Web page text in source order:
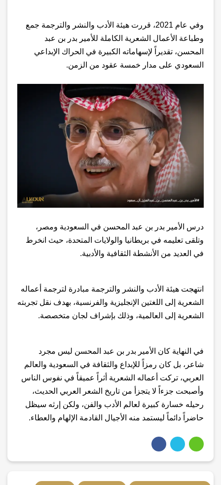
و
في عام 2021، قررت هيئة الأدب والنشر والترجمة جمع
وطباعة الأعمال الشعرية الكاملة للأمير بدر بن عبد
المحسن، تقديراً لإسهاماته الكبيرة في الحراك الإبداعي
السعودي على مدار خمسة عقود من الزمن.
درس الأمير بدر بن عبد المحسن في السعودية ومصر،
وتلقى تعليمه في بريطانيا والولايات المتحدة، حيث انخرط
في العديد من الأنشطة الثقافية والأدبية.
انتهجت هيئة الأدب والنشر والترجمة مبادرة لترجمة أعماله
الشعرية إلى اللغتين الإنجليزية والفرنسية، بهدف نقل تجربته
الشعرية إلى العالمية، وذلك بإشراف لجان متخصصة.
في النهاية كان الأمير بدر بن عبد المحسن ليس مجرد
شاعر، بل كان رمزاً للإبداع والثقافة في السعودية والعالم
العربي، تركت أعماله الشعرية أثراً عميقاً في نفوس الناس
وأصبحت جزءاً لا يتجزأ من تاريخ الشعر العربي الحديث،
رحيله خسارة كبيرة لعالم الأدب والفن، ولكن إرثه سيظل
حاضراً دائماً ليستمد منه الأجيال القادمة الإلهام والعطاء.